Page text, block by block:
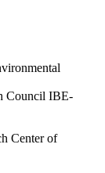
Council IBE-
Center of